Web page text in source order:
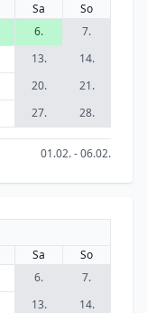
Sa
So
6.
7.
13.
14.
20.
21.
27. 28.
01.02. - 06.02.
Sa
So
6.
7.
13.
14.